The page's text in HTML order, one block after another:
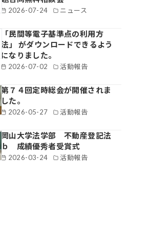
2026-07-24 ニュース
2026-07-02 活動報告
「民間等電子基準点の利用方
法」 がダウンロードできるよう
になりました。
2026-05-27 活動報告
第７４回定時総会が開催されま
した。
2026-03-24 活動報告
岡山大学法学部 不動産登記法
ｂ 成績優秀者受賞式